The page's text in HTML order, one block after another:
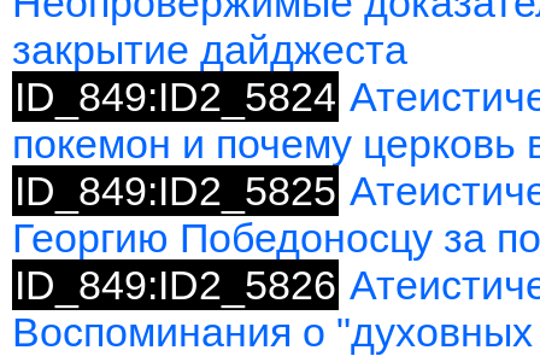
закрытие дайджеста
ID_849:ID2_5824
покемон и почему
ID_849:ID2_5825
Георгию Победоносцу за
ID_849:ID2_5826
Воспоминания о "духовных